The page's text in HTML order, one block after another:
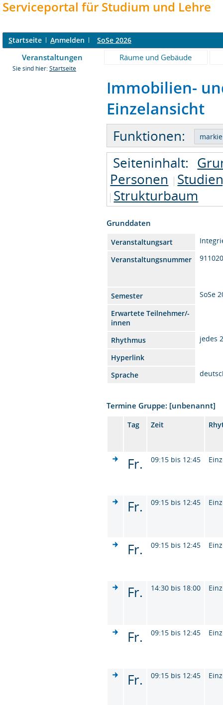
Serviceportal für Studium und Lehre
Startseite Anmelden SoSe 2026
Veranstaltungen Räume und Gebäude
Sie sind hier: Startseite
Immobilien-
Einzelansicht
Funktionen:
Seiteninhalt:
Personen
Strukturbaum
Grunddaten
Veranstaltungsart
Veranstaltungsnummer
Semester
SoSe
Erwartete Teilnehmer/-
innen
Rhythmus
jedes
Hyperlink
Sprache
Termine Gruppe: [unbenannt]
Tag Zeit
Fr. 09:15 bis 12:45
Fr. 09:15 bis 12:45
Fr. 09:15 bis 12:45
Fr. 14:30 bis 18:00
Fr. 09:15 bis 12:45
Fr. 09:15 bis 12:45